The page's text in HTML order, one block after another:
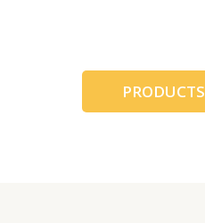
PRODUCTS